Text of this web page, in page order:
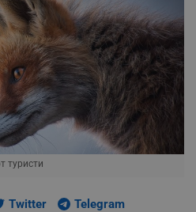
туристи
Twitter Telegram